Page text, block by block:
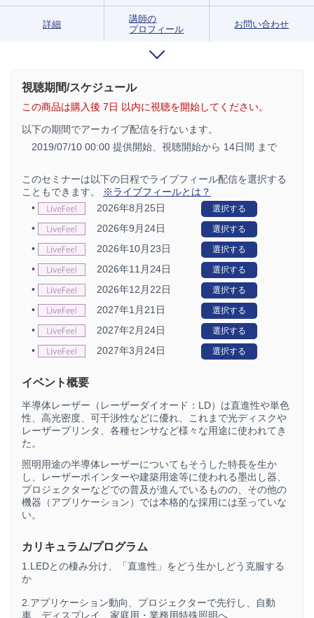
詳細
講師の
プロフィール
お問い合わせ
視聴期間/スケジュール
この商品は購入後 7日 以内に視聴を開始してください。
以下の期間でアーカイブ配信を行ないます。
2019/07/10 00:00 提供開始、 視聴開始から 14日間 まで
このセミナーは以下の日程でライブフィール配信を選択する
こともできます。
※ライブフィールとは？
•
2026年8月25日 選択する
• 2026年9月24日 選択する
• 2026年10月23日 選択する
• 2026年11月24日 選択する
• 2026年12月22日 選択する
• 2027年1月21日 選択する
• 2027年2月24日 選択する
• 2027年3月24日 選択する
イベント概要
半導体レーザー（レーザーダイオード：LD）は直進性や単色
性、高光密度、可干渉性などに優れ、これまで光ディスクや
レーザープリンタ、各種センサなど様々な用途に使われてき
た。
照明用途の半導体レーザーについてもそうした特長を生か
し、レーザーポインターや建築用途等に使われる墨出し器、
プロジェクターなどでの普及が進んでいるものの、その他の
機器（アプリケーション）では本格的な採用には至っていな
い。
カリキュラム/プログラム
1.LEDとの棲み分け、「直進性」をどう生かしどう克服する
か
2.アプリケーション動向、プロジェクターで先行し、自動
車、ディスプレイ、家庭用・業務用特殊照明へ